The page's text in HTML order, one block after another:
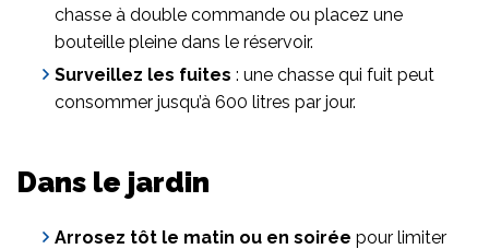
chasse à double commande ou placez une
bouteille pleine dans le réservoir.
Surveillez les fuites : une chasse qui fuit peut
consommer jusqu’à 600 litres par jour.
Dans le jardin
Arrosez tôt le matin ou en soirée pour limiter